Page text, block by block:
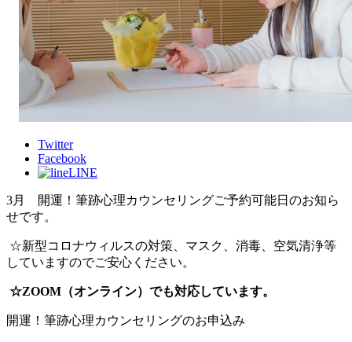
Twitter
Facebook
LINE
3月 開運！筆跡心理カウンセリングご予約可能日のお知ら
せです。
☆新型コロナウィルスの対策、マスク、消毒、空気清浄等
していますのでご安心ください。
☆ZOOM（オンライン）でも対応しています。
開運！筆跡心理カウンセリングのお申込み